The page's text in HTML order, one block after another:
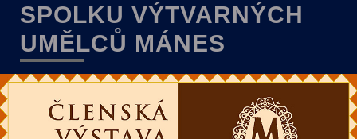
SPOLKU VÝTVARNÝCH
UMĚLCŮ MÁNES